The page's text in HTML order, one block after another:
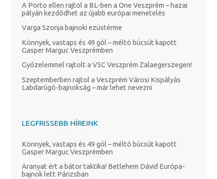
A Porto ellen rajtol a BL-ben a One Veszprém – hazai
pályán kezdődhet az újabb európai menetelés
Varga Szonja bajnoki ezüstérme
Könnyek, vastaps és 49 gól – méltó búcsút kapott
Gasper Marguc Veszprémben
Győzelemmel rajtolt a VSC Veszprém Zalaegerszegen!
Szeptemberben rajtol a Veszprém Városi Kispályás
Labdarúgó-bajnokság – már lehet nevezni
LEGFRISSEBB HÍREINK
Könnyek, vastaps és 49 gól – méltó búcsút kapott
Gasper Marguc Veszprémben
Aranyat ért a bátor taktika! Betlehem Dávid Európa-
bajnok lett Párizsban